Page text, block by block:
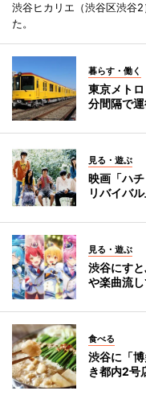
渋谷ヒカリエ（渋谷区渋谷
た。
暮らす・働く
東京メト
分間隔で
見る・遊ぶ
映画「ハ
リバイバ
見る・遊ぶ
渋谷にす
や楽曲流
食べる
渋谷に「
き都内2号